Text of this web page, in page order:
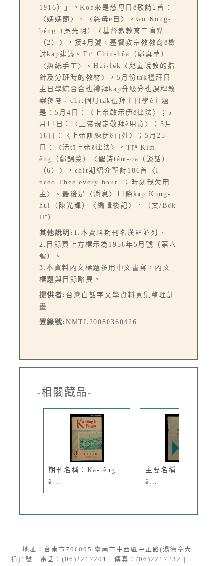
1916）」。Koh來是慈母日ê歌詩2首：
〈媽媽節〉、〈慈母ê日〉。Gô͘ Kong-
bêng（吳光明）〈基督教教育二盲點
（2）〉，接4月號，基督教宗教教育ê檢
討kap建議。Tīⁿ Chin-hôa（鄭真華）
〈摺紙手工〉。Hui-le̍k〈兒童說教的指
針及分班時的教材〉，5月份ta̍k禮拜日
主日學綜合合班禮拜kap分級分班課程教
案參考，chit個月ta̍k禮拜主日學ê主題
是：5月4日：〈上帝啟示伊ê律法〉；5
月11日：〈上帝規定敬拜ê用意〉；5月
18日：〈上帝訓練伊ê百姓〉；5月25
日：〈活tī上帝ê律法〉。Tīⁿ Kím-
êng（鄭錦榮）〈聖詩tâm-ōa（談話）
（6）〉，chit期紹介聖詩186首〈I
need Thee every hour. ；時刻我欠用
主〉。最後是〈消息〉11條kap Kong-
hui（陳光輝）〈編輯後記〉。（文/Bo̍k
ilī）
其他說明: 1.本資料期刊名漢羅並列。
2.目錄頁上方標示為1958年5月號（第六
號）。
3.本資料內文標題多用中文書寫，內文
標題與目錄略異。
提供者: 台灣白話字文學資料蒐集整理計
畫
登錄號: NMTL20080360426
-相關藏品-
期刊名稱：Ka-têng
ê...
主要名稱：Boat-sè
ê...
::: 地址：台南市700005 臺南市中西區中正路(湯德章大
道)1號 | 電話：(06)2217201 | 傳真：(06)2217232 |